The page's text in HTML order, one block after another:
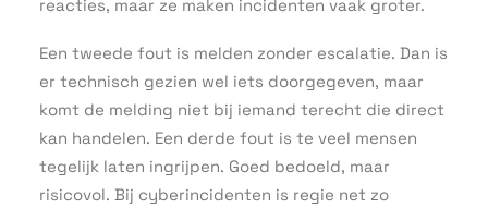
reacties, maar ze maken incidenten vaak groter.
Een tweede fout is melden zonder escalatie. Dan is
er technisch gezien wel iets doorgegeven, maar
komt de melding niet bij iemand terecht die direct
kan handelen. Een derde fout is te veel mensen
tegelijk laten ingrijpen. Goed bedoeld, maar
risicovol. Bij cyberincidenten is regie net zo